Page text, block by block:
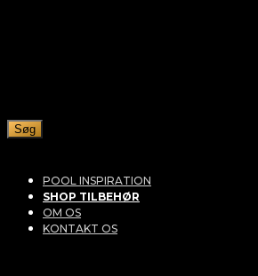
Søg
POOL INSPIRATION
SHOP TILBEHØR
OM OS
KONTAKT OS